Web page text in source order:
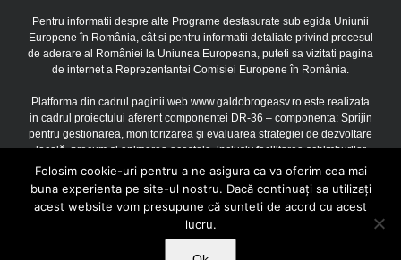
Pentru informatii despre alte Programe desfasurate sub egida Uniunii
Europene în România, cât si pentru informatii detaliate privind procesul
de aderare al României la Uniunea Europeana, puteti sa vizitati pagina
de internet a Reprezentantei Comisiei Europene în România.
Platforma din cadrul paginii web www.galdobrogeasv.ro este realizata
in cadrul proiectului aferent componentei DR-36 – componenta: Sprijin
pentru gestionarea, monitorizarea și evaluarea strategiei de dezvoltare
locală, precum și animarea acesteia, inclusiv facilitarea schimburilor
între părțile interesate, finantat prin Uniunea Europeana si Guvernul
Romaniei prin Planul Strategic PAC 2023 – 2027, Acord de finantare
3601F200021621400251/16.10.2024, cu o valoare de 669.047,00
Euro, Contract subsecvent nr. 1 3601F210021621400251/16.10.2024,
cu o valoare de 622.213,71 euro
Folosim cookie-uri pentru a ne asigura ca va oferim cea mai
buna experienta pe site-ul nostru. Dacă continuați sa utilizați
acest website vom presupune că sunteti de acord cu acest
lucru.